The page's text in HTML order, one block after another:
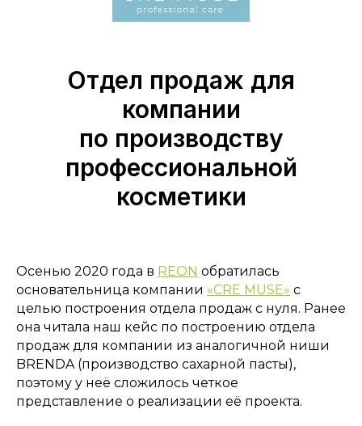
Отдел продаж для
компании
по производству
профессиональной
косметики
Осенью 2020 года в REON обратилась
основательница компании «CRE MUSE» с
целью построения отдела продаж с нуля. Ранее
она читала наш кейс по построению отдела
продаж для компании из аналогичной ниши
BRENDA (производство сахарной пасты),
поэтому у неё сложилось четкое
представление о реализации её проекта.